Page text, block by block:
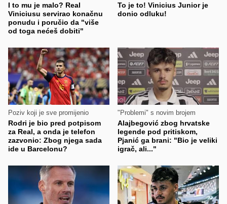
I to mu je malo? Real
Viniciusu servirao konačnu
ponudu i poručio da "više
od toga nećeš dobiti"
To je to! Vinicius Junior je
donio odluku!
Poziv koji je sve promijenio
Rodri je bio pred potpisom
za Real, a onda je telefon
zazvonio: Zbog njega sada
ide u Barcelonu?
"Problemi" s novim brojem
Alajbegović zbog hrvatske
legende pod pritiskom,
Pjanić ga brani: "Bio je veliki
igrač, ali..."